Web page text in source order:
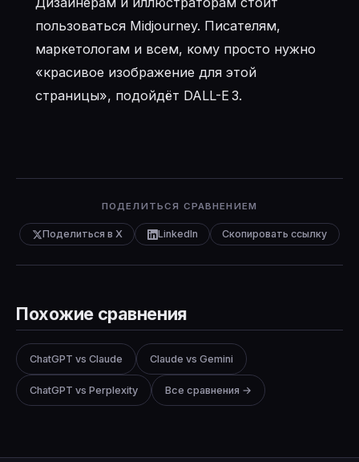
пользоваться Midjourney. Писателям,
маркетологам и всем, кому просто нужно
«красивое изображение для этой
страницы», подойдёт DALL-E 3.
ПОДЕЛИТЬСЯ СРАВНЕНИЕМ
Поделиться в X LinkedIn Скопировать ссылку
Похожие сравнения
ChatGPT vs Claude Claude vs Gemini
ChatGPT vs Perplexity Все сравнения →